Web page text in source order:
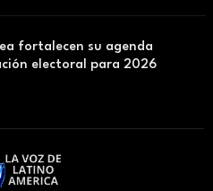
fortalecen su agenda
electoral para 2026